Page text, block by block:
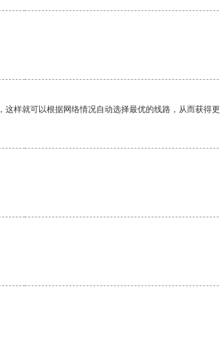
样就可以根据网络情况自动选择最优的线路，从而获得更